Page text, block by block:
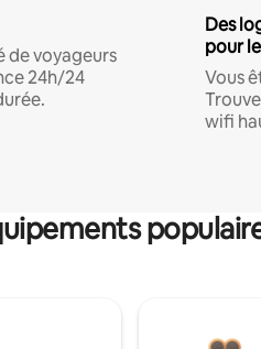
de voyageurs
24h/24
Des
pour
Vous
wifi